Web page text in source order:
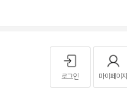
로그인 마이페이지